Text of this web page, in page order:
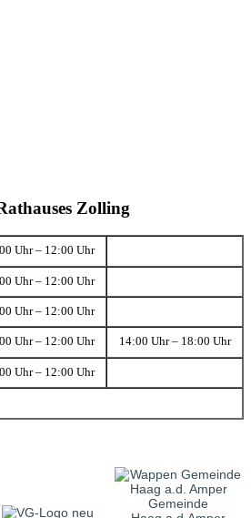
Zolling
Uhr – 12:00 Uhr
Uhr – 12:00 Uhr
Uhr – 12:00 Uhr
Uhr – 12:00 Uhr 14:00 Uhr – 18:00 Uhr
Uhr – 12:00 Uhr
Gemeinde